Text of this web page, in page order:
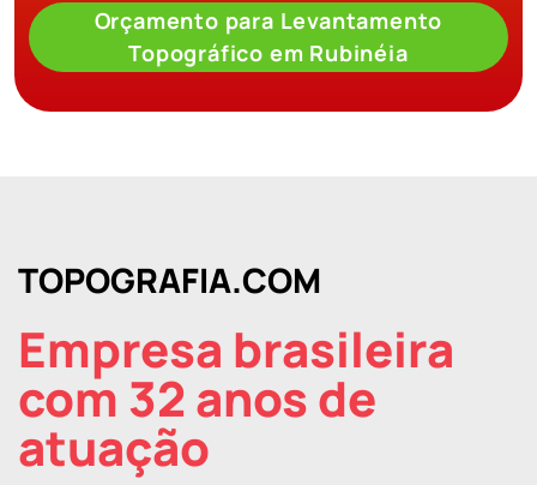
Orçamento para Levantamento
Topográfico em Rubinéia
TOPOGRAFIA.COM
Empresa brasileira
com 32 anos de
atuação